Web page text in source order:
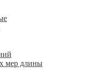
мер длины